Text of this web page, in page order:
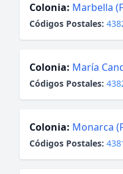
Colonia: Marbella
Códigos Postales:
Colonia: María
Códigos Postales:
Colonia: Monarca
Códigos Postales: